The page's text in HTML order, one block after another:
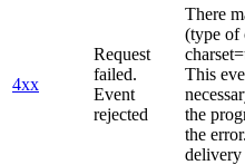
4xx
Request
failed.
Event
rejected
There
(type of
This
the
the